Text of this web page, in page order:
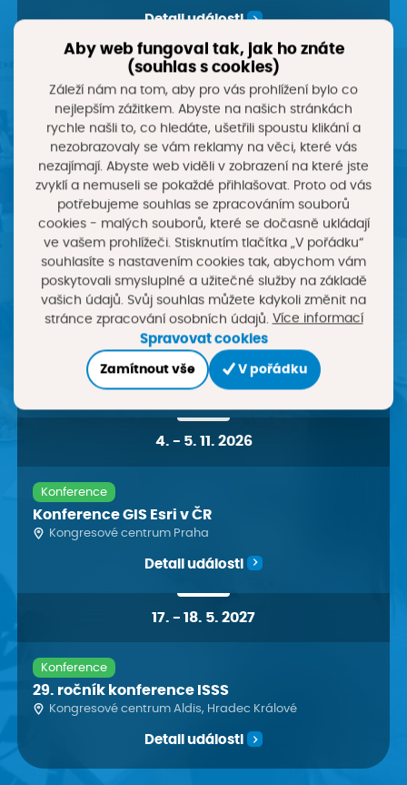
Detail události
22. 9. 2026
Konference
Konference Příležitosti pro region 2026
EA Hotel Tereziánský Dvůr, J. Koziny 336, Hradec Králové
Detail události
2. 11. 2026
Konference
Zahajovací konference Týdne vzdělávání
dospělých 2026
Hradec Králové
Detail události
4. - 5. 11. 2026
Konference
Konference GIS Esri v ČR
Kongresové centrum Praha
Detail události
17. - 18. 5. 2027
Konference
29. ročník konference ISSS
Kongresové centrum Aldis, Hradec Králové
Detail události
Aby web fungoval tak, jak ho znáte
(souhlas s cookies)
Záleží nám na tom, aby pro vás prohlížení bylo co
nejlepším zážitkem. Abyste na našich stránkách
rychle našli to, co hledáte, ušetřili spoustu klikání a
nezobrazovaly se vám reklamy na věci, které vás
nezajímají. Abyste web viděli v zobrazení na které jste
zvyklí a nemuseli se pokaždé přihlašovat. Proto od vás
potřebujeme souhlas se zpracováním souborů
cookies - malých souborů, které se dočasně ukládají
ve vašem prohlížeči. Stisknutím tlačítka „V pořádku“
souhlasíte s nastavením cookies tak, abychom vám
poskytovali smysluplné a užitečné služby na základě
vašich údajů. Svůj souhlas můžete kdykoli změnit na
stránce zpracování osobních údajů. Více informací
Spravovat cookies
Zamítnout vše V pořádku